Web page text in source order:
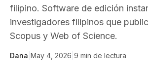
filipino. Software de edición
investigadores filipinos que
Scopus y Web of Science.
Dana May 4, 2026 9 min de lectura